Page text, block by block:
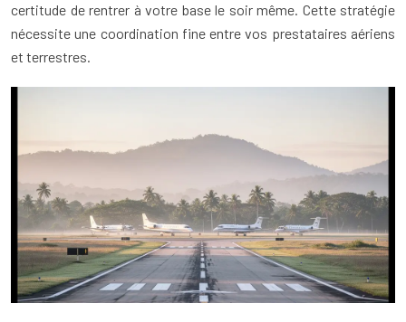
certitude de rentrer à votre base le soir même. Cette stratégie
nécessite une coordination fine entre vos prestataires aériens
et terrestres.